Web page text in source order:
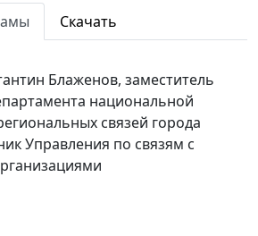
(глава) Духовного собрания
мусульман России, член
Общественной палаты РФ
Скачать
Блаженов, заместитель
национальной
связей города
Управления по связям с